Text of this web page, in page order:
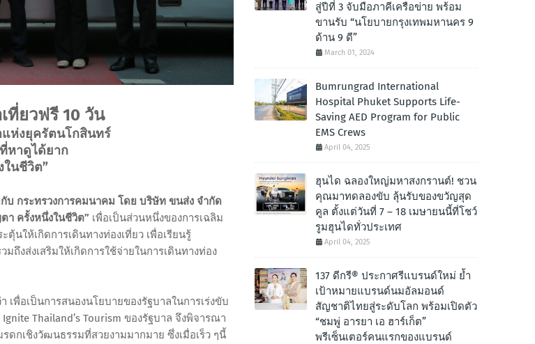
ที่ยวฟรี 10 วัน
ห่งยุครัตนโกสินทร์
หาดูได้ยาก
ในชีวิต”
บ กระทรวงการคมนาคม โดย บริษัท ขนส่ง จำกัด
า ครั้งหนึ่งในชีวิต” เพื่อเป็นส่วนหนึ่งของการเฉลิม
นให้เกิดการเดินทางท่องเที่ยว เพื่อเรียนรู้
งส่งเสริมให้เกิดการใช้จ่ายในการเดินทางท่อง
เพื่อเป็นการสนองนโยบายของรัฐบาลในการเร่งขับ
Thailand’s Tourism ของรัฐบาล จึงพิจารณา
ดกเชิงวัฒนธรรมที่สวยงามมากมาย ซึ่งเมื่อเร็ว ๆนี้
สู่ปีที่ 3 จับมือภาคีเครือข่าย พร้อม
ขานรับ “นโยบายกรุงเทพมหานคร 9
ด้าน 9 ดี”
March 01, 2024
Bumrungrad International
Hospital Phuket Supports Life-
Saving AED Program for Public
EMS Crews
April 04, 2025
ฮุนได ฉลองใหญ่มหาสงกรานต์! ชวน
คุณมาทดลองขับ ลุ้นรับของขวัญสุด
คูล ตั้งแต่วันที่ 7 – 18 เมษายนนี้ที่โชว์
รูมฮุนไดทั่วประเทศ
April 04, 2025
137 ดีกรี® ประกาศรีแบรนด์ใหม่ ย้ำ
เป้าหมายแบรนด์นมอัลมอนด์
สัญชาติไทยสู่ระดับโลก พร้อมเปิดตัว
“ชมพู่ อารยา เอ ฮาร์เก็ต”
พรีเซ็นเตอร์คนแรกของแบรนด์